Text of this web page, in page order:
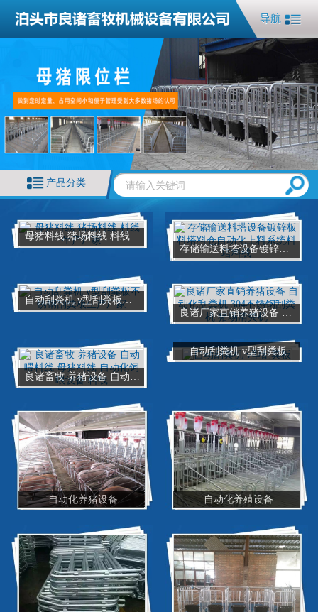
导航
产品分类
母猪料线 猪场料线 料线生产厂家
存储输送料塔设备镀锌板料塔料仓自动化上料系统料塔料线
自动刮粪机 v型刮粪板不锈钢刮粪板生产厂家
良诸厂家直销养猪设备 自动化刮粪机 304不锈钢刮粪机 猪场清粪机
自动刮粪机 v型刮粪板
自动化养猪设备 自动化养殖设备